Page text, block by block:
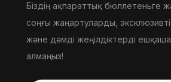
Біздің ақпараттық бюллетеньге
соңғы жаңартуларды,
және дәмді жеңілдіктерді
алмаңыз!